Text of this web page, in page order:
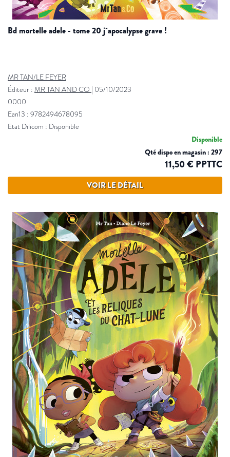
bd mortelle adele - tome 20 j´apocalypse grave !
MR TAN/LE FEYER
Éditeur : MR TAN AND CO | 05/10/2023
0000
Ean13 : 9782494678095
Etat Dilicom : Disponible
Disponible
Qté dispo en magasin : 297
11,50 € PPTTC
VOIR LE DÉTAIL